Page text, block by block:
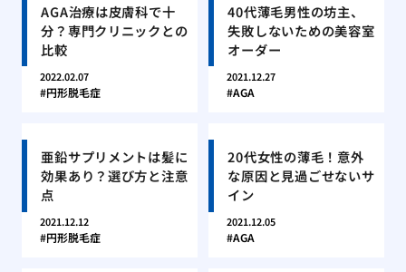
AGA治療は皮膚科で十
分？専門クリニックとの
比較
2022.02.07
円形脱毛症
40代薄毛男性の坊主、
失敗しないための美容室
オーダー
2021.12.27
AGA
亜鉛サプリメントは髪に
効果あり？選び方と注意
点
2021.12.12
円形脱毛症
20代女性の薄毛！意外
な原因と見過ごせないサ
イン
2021.12.05
AGA